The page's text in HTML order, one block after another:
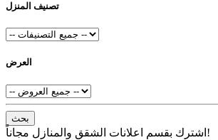
تصنيف المنزل
العرض
بحث
اشترك بقسم اعلانات الشقق والمنازل مجاناً!